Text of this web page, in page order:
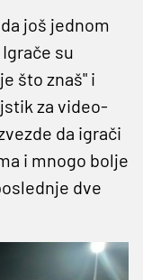
još jednom
su
što znaš" i
za video-
da igrači
i mnogo bolje
dve